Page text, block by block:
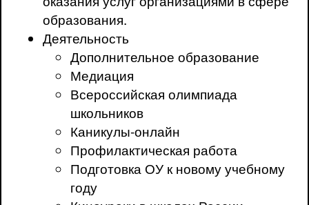
образования.
Деятельность
Дополнительное образование
Медиация
Всероссийская олимпиада
школьников
Каникулы-онлайн
Профилактическая работа
Подготовка ОУ к новому учебному
году